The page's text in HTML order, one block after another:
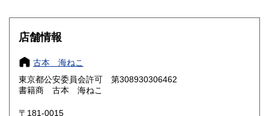
大阪府 990円 兵庫県
店舗情報
古本 海ねこ
東京都公安委員会許可 第308930306462
書籍商 古本 海ねこ
〒181-0015